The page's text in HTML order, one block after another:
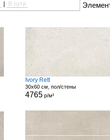
В пути
Ivory Rett
30x60 см, пол/стены
4765р/м²